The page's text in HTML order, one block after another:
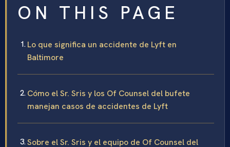
ON THIS PAGE
Lo que significa un accidente de Lyft en
Baltimore
Cómo el Sr. Sris y los Of Counsel del bufete
manejan casos de accidentes de Lyft
Sobre el Sr. Sris y el equipo de Of Counsel del